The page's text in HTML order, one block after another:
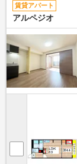
賃貸アパート
アルペジオ